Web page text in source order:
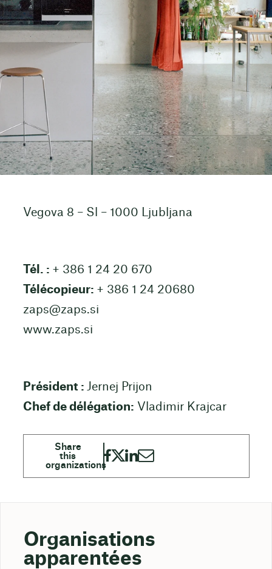
Vegova 8 – Sl – 1000 Ljubljana
Tél. : + 386 1 24 20 670
Télécopieur: + 386 1 24 20680
zaps@zaps.si
www.zaps.si
Président : Jernej Prijon
Chef de délégation: Vladimir Krajcar
Organisations
apparentées